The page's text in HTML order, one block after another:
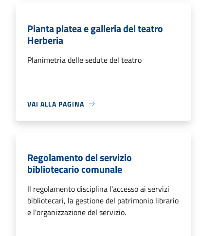
Pianta platea e galleria del teatro
Herberia
Planimetria delle sedute del teatro
VAI ALLA PAGINA
Regolamento del servizio
bibliotecario comunale
Il regolamento disciplina l'accesso ai servizi
bibliotecari, la gestione del patrimonio librario
e l'organizzazione del servizio.